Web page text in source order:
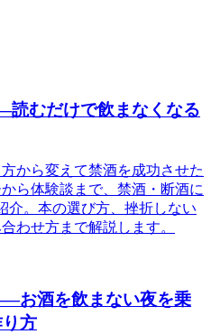
むだけで飲まなくなる
から変えて禁酒を成功させた
ら体験談まで、禁酒・断酒に
介。本の選び方、挫折しない
わせ方まで解説します。
お酒を飲まない夜を乗
方